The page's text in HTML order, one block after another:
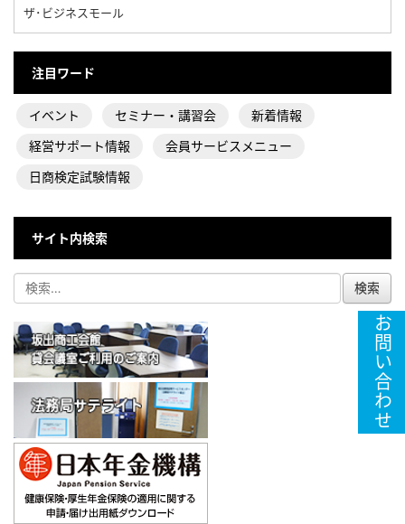
ザ･ビジネスモール
注目ワード
イベント セミナー・講習会
新着情報
経営サポート情報
会員サービスメニュー
日商検定試験情報
サイト内検索
お問い合わせ